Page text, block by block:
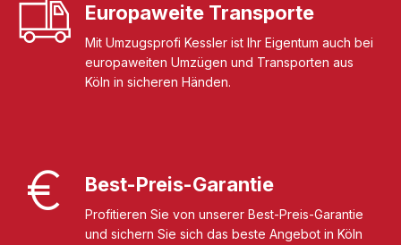
Europaweite Transporte
Mit Umzugsprofi Kessler ist Ihr Eigentum auch bei
europaweiten Umzügen und Transporten aus
Köln in sicheren Händen.
Best-Preis-Garantie
Profitieren Sie von unserer Best-Preis-Garantie
und sichern Sie sich das beste Angebot in Köln